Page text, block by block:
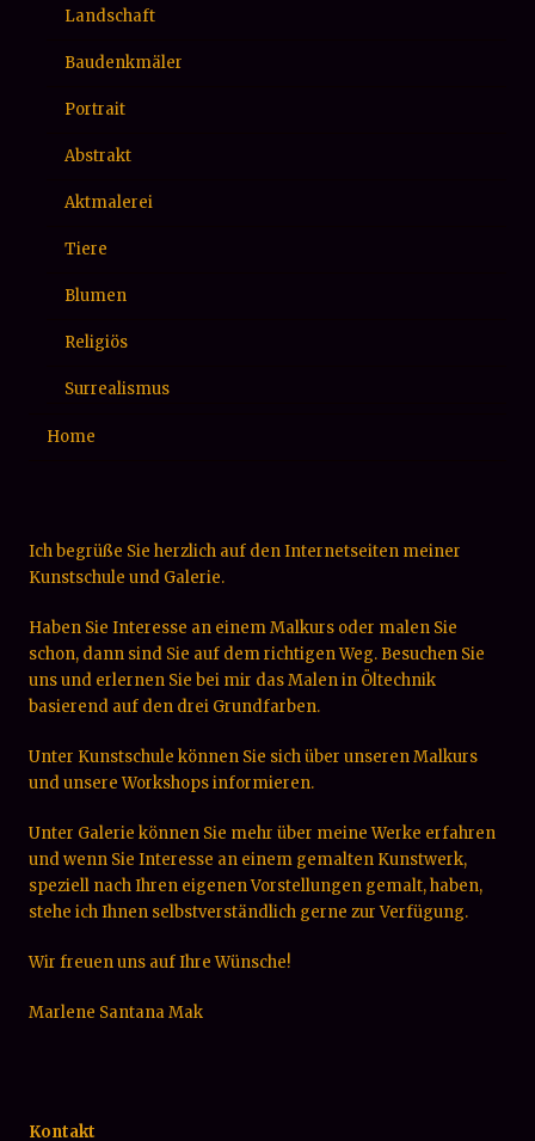
Landschaft
Baudenkmäler
Portrait
Abstrakt
Aktmalerei
Tiere
Blumen
Religiös
Surrealismus
Home
Ich begrüße Sie herzlich auf den Internetseiten meiner
Kunstschule und Galerie.
Haben Sie Interesse an einem Malkurs oder malen Sie
schon, dann sind Sie auf dem richtigen Weg. Besuchen Sie
uns und erlernen Sie bei mir das Malen in Öltechnik
basierend auf den drei Grundfarben.
Unter Kunstschule können Sie sich über unseren Malkurs
und unsere Workshops informieren.
Unter Galerie können Sie mehr über meine Werke erfahren
und wenn Sie Interesse an einem gemalten Kunstwerk,
speziell nach Ihren eigenen Vorstellungen gemalt, haben,
stehe ich Ihnen selbstverständlich gerne zur Verfügung.
Wir freuen uns auf Ihre Wünsche!
Marlene Santana Mak
Kontakt